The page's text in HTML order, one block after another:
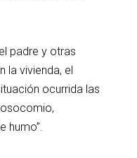
padre y otras
la vivienda, el
ocurrida las
humo”.